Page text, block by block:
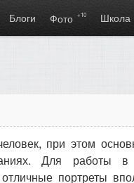
Блоги Фото +10 Школа
при этом
Для работы
портреты